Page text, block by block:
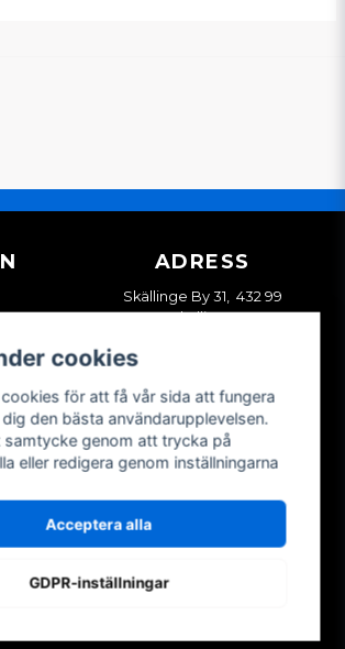
ADRESS
Skällinge By 31, 432 99
Skällinge
MITT KONTO
Skapa konto
cookies
för att få vår sida att fungera
den bästa användarupplevelsen.
samtycke genom att trycka på
eller redigera genom inställningarna
Acceptera alla
GDPR-inställningar